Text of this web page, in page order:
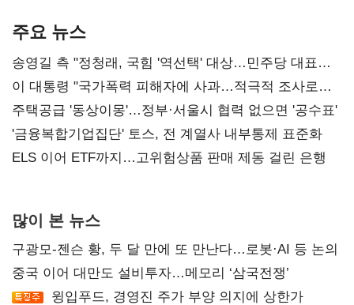
주요 뉴스
송영길 측 "정청래, 국힘 '역선택' 대상…민주당 대표로
총선 지휘 못해"
이 대통령 "국가폭력 피해자에 사과…적극적 조사로
진실 밝혀야"
주택공급 '동상이몽'…정부·서울시 협력 없으면 '공수표'
'금융복합기업집단' 토스, 전 계열사 내부통제 표준화
ELS 이어 ETF까지…고위험상품 판매 제동 걸린 은행
많이 본 뉴스
구광모-젠슨 황, 두 달 만에 또 만난다…로봇·AI 등 논의
중국 이어 대만도 설비투자…메모리 ‘삼국전쟁’
윙입푸드, 경영진 주가 부양 의지에 상한가